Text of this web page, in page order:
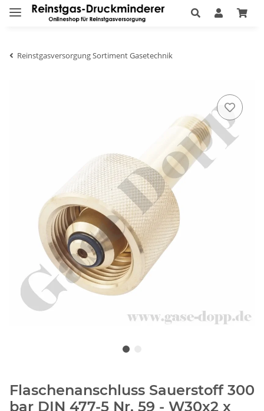
Reinstgasversorgung Sortiment Gasetechnik
Flaschenanschluss Sauerstoff 300
bar DIN 477-5 Nr. 59 - W30x2 x